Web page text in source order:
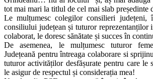
tot mai mari la titlul de cel mai slab președinte
Le mulțumesc colegilor consilieri județeni,
consiliului județean și tuturor reprezentanților
colaborat, le doresc sănătate și succes în
De asemenea, le mulțumesc tuturor
Județeană pentru întreaga colaborare si
tuturor activităților desfășurate pentru care le
le asigur de respectul și considerația mea!